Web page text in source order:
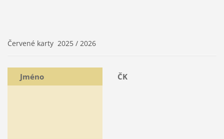
Červené karty 2025 / 2026
Jméno ČK